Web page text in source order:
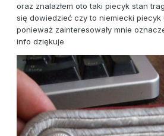
oraz znalazłem oto taki piecyk stan
się dowiedzieć czy to niemiecki
ponieważ zainteresowały mnie
info dziękuje